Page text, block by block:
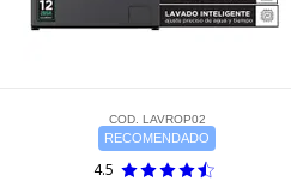
COD. LAVROP02
RECOMENDADO
4.5